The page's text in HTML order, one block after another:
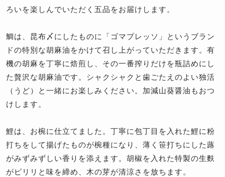
ろいを楽しんでいただく五品をお届けします。
鯛は、昆布〆にしたものに「ゴマプレッソ」というブラン
ドの特別な胡麻油をかけて召し上がっていただきます。有
機の胡麻を丁寧に焙煎し、その一番搾りだけを瓶詰めにし
た贅沢な胡麻油です。シャクシャクと歯ごたえのよい独活
（うど）と一緒にお楽しみください。加減山葵醤油もおつ
けします。
鯉は、お椀に仕立てました。丁寧に包丁目を入れた鯉に粉
打ちをして揚げたものが椀種になり、薄く笹打ちにした蕗
がみずみずしい香りを添えます。胡椒を入れた特製の生麩
がピリリと味を締め、木の芽が清涼さを放ちます。